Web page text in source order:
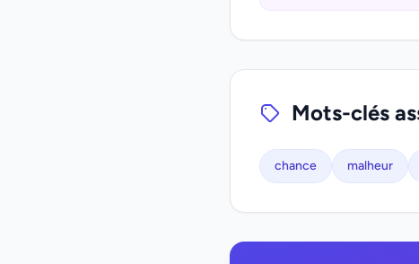
Mots-clés
chance malheur